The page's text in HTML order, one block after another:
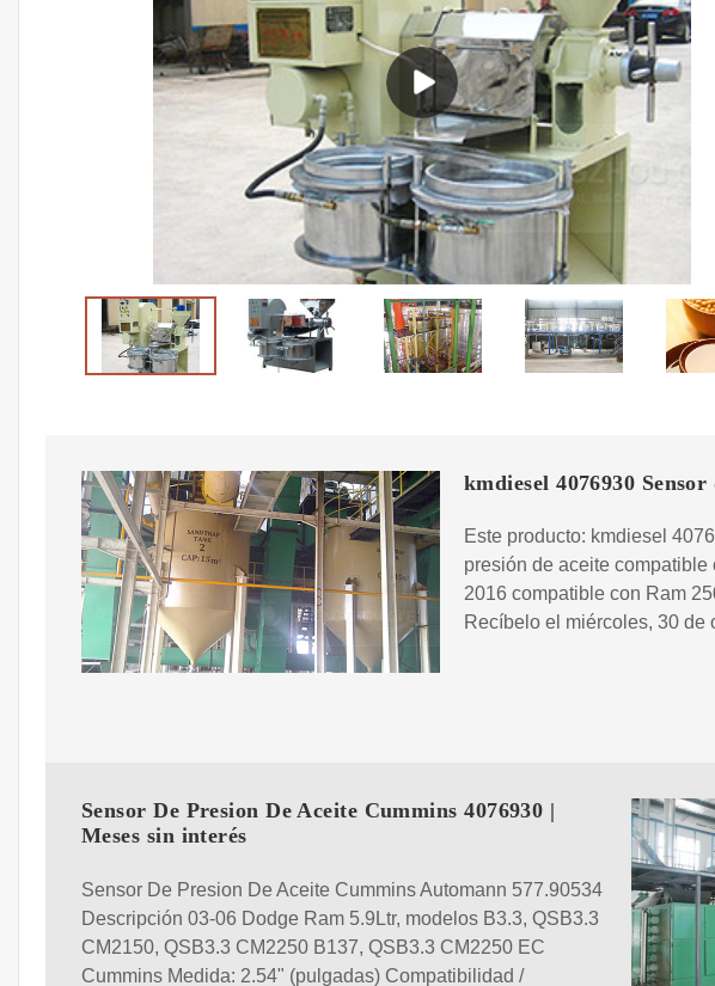
kmdiesel 4076930
Este producto: kmdiesel
presión de aceite compatible
2016 compatible con Ram
Recíbelo el miércoles, 30 de
Sensor De Presion De Aceite Cummins 4076930 |
Meses sin interés
Sensor De Presion De Aceite Cummins Automann 577.90534
Descripción 03-06 Dodge Ram 5.9Ltr, modelos B3.3, QSB3.3
CM2150, QSB3.3 CM2250 B137, QSB3.3 CM2250 EC
Cummins Medida: 2.54" (pulgadas) Compatibilidad /